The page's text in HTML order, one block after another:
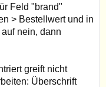
Feld "brand"
> Bestellwert und in
nein, dann
greift nicht
Überschrift